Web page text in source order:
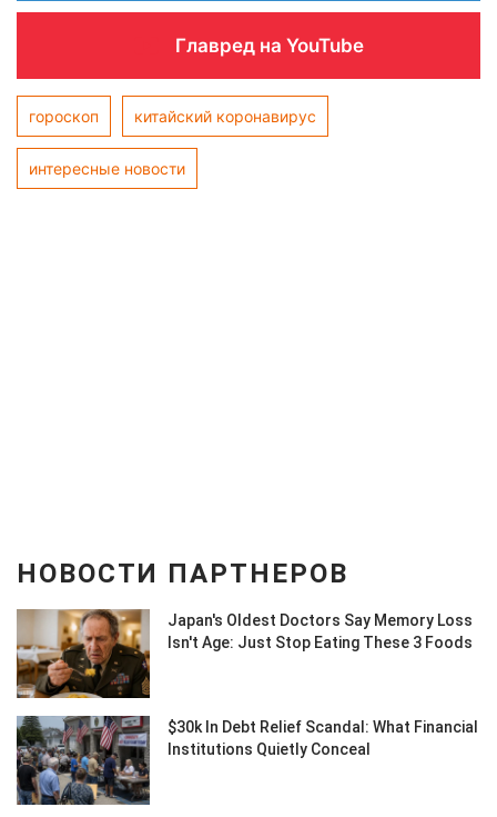
Главред на YouTube
гороскоп китайский коронавирус
интересные новости